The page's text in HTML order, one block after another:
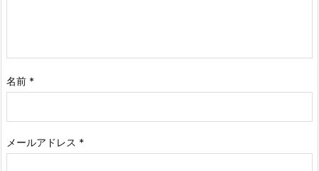
名前 *
メールアドレス *